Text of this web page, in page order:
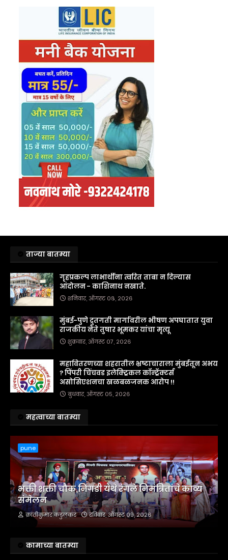
ताज्या बातम्या
गृहप्रकल्प लाभार्थींना त्वरित ताबा न दिल्यास
आंदोलन - काशिनाथ नखाते.
शनिवार, ऑगस्ट ०८, २०२६
मुंबई-पुणे द्रुतगती मार्गावरील भीषण अपघातात युवा
राजकीय नेते तुषार भूमकर यांचा मृत्यू
शुक्रवार, ऑगस्ट ०७, २०२६
महावितरणच्या शहरातील भ्रष्टाचाराला मुंबईतून अभय
? पिंपरी चिंचवड इलेक्ट्रिकल कॉन्ट्रॅक्टर्स
असोसिएशनचा खळबळजनक आरोप !!
बुधवार, ऑगस्ट ०५, २०२६
महत्वाच्या बातम्या
pune
भक्ती शक्ती चौक,निगडी येथे रंगले निमंत्रितांचे काव्य
संमेलन
क्रांतीकुमार कडुलकर रविवार, ऑगस्ट ०९, २०२६
कामाच्या बातम्या